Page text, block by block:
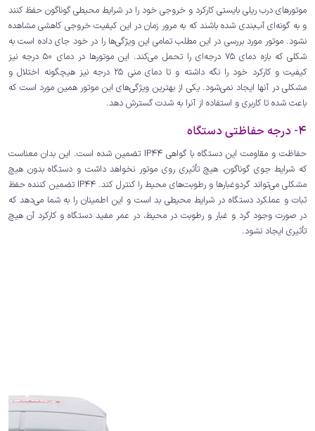
موتورهای درب ریلی بایستی کارکرد و خروجی خود را در شرایط محیطی گوناگون حفظ کنند
و به گونه‌ای آب‌بندی شده باشند که به مرور زمان در این کیفیت خروجی کاهشی مشاهده
نشود. موتور مورد بررسی در این مطلب تمامی این ویژگی‌ها را در خود جای داده است به
شکلی که بازه دمای 75 درجه‌ای را تحمل می‌کند. این موتورها در دمای 50 درجه نیز
کیفیت و کارکرد خود را نگه داشته و تا دمای منی 25 درجه نیز هیچگونه اختلال و
مشکلی در آنها ایجاد نمی‌شود. یکی از بهترین ویژگی‌های این موتور همین مورد است که
باعث شده تا کاربری و استفاده از آنرا به شدت گسترش دهد.
4- درجه حفاظتی دستگاه
حفاظت و مقاومت این دستگاه با گواهی IP44 تضمین شده است. این بدان معناست
که شرایط جوی گوناگون، هیچ تأثیری روی موتور نخواهد داشت و دستگاه بدون هیچ
مشکلی می‌تواند گردوغبارها و رطوبت‌های محیط را کنترل کند. IP44 تضمین کننده حفظ
ثبات و عملکرد دستگاه در شرایط محیطی بد است و این اطمینان را به شما می‌دهد که
در صورت وجود گرد و غبار و رطوبت در محیط، در عمر مفید دستگاه و کارکرد آن هیچ
تأثیری ایجاد نشود.